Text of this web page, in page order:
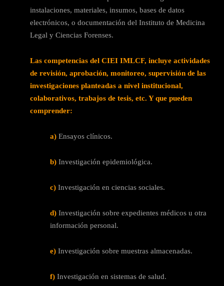
instalaciones, materiales, insumos, bases de datos
electrónicos, o documentación del Instituto de Medicina
Legal y Ciencias Forenses.
Las competencias del CIEI IMLCF, incluye actividades
de revisión, aprobación, monitoreo, supervisión de las
investigaciones planteadas a nivel institucional,
colaborativos, trabajos de tesis, etc. Y que pueden
comprender:
a) Ensayos clínicos.
b) Investigación epidemiológica.
c) Investigación en ciencias sociales.
d) Investigación sobre expedientes médicos u otra
información personal.
e) Investigación sobre muestras almacenadas.
f) Investigación en sistemas de salud.